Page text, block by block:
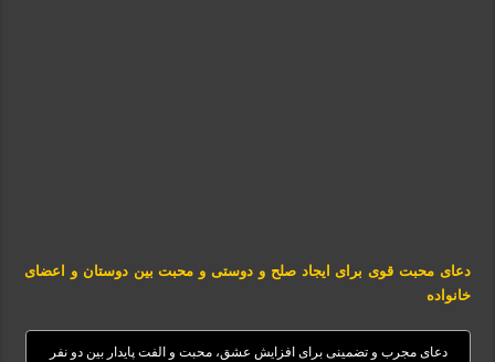
دعای محبت قوی برای ایجاد صلح و دوستی و محبت بین دوستان و اعضای
خانواده
دعای مجرب و تضمینی برای افزایش عشق، محبت و الفت پایدار بین دو نفر